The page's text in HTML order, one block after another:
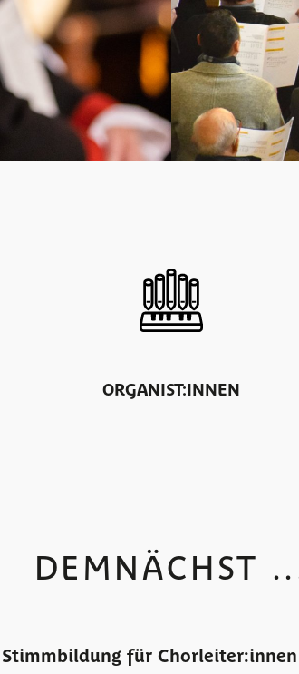
ORGANIST:INNEN
DEMNÄCHST
Stimmbildung für